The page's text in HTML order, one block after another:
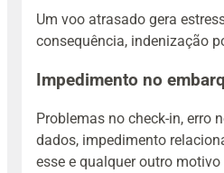
Um voo atrasado gera
consequência, indenização
Impedimento no
Problemas no check-in, erro
dados, impedimento
esse e qualquer outro